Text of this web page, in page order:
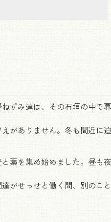
ずみ達は、その石垣の中で暮
がありません。冬も間近に
藁を集め始めました。昼も
がせっせと働く間、別のこ